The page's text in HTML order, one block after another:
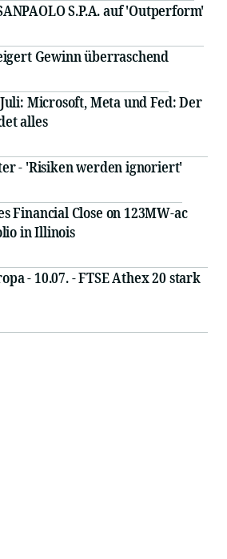
S.P.A. auf 'Outperform'
Gewinn überraschend
Microsoft, Meta und Fed: Der
alles
- 'Risiken werden ignoriert'
Financial Close on 123MW-ac
in Illinois
- 10.07. - FTSE Athex 20 stark